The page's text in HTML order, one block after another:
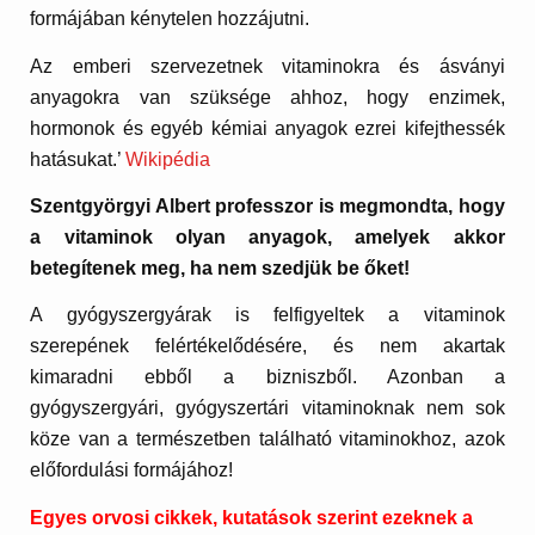
formájában kénytelen hozzájutni.
Az emberi szervezetnek vitaminokra és ásványi
anyagokra van szüksége ahhoz, hogy enzimek,
hormonok és egyéb kémiai anyagok ezrei kifejthessék
hatásukat.’ Wikipédia
Szentgyörgyi Albert professzor is megmondta, hogy
a vitaminok olyan anyagok, amelyek akkor
betegítenek meg, ha nem szedjük be őket!
A gyógyszergyárak is felfigyeltek a vitaminok
szerepének felértékelődésére, és nem akartak
kimaradni ebből a bizniszből. Azonban a
gyógyszergyári, gyógyszertári vitaminoknak nem sok
köze van a természetben található vitaminokhoz, azok
előfordulási formájához!
Egyes orvosi cikkek, kutatások szerint ezeknek a